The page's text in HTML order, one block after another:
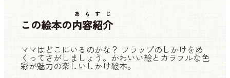
この絵本の内容紹介
あらすじ
ママはどこにいるのかな？ フラップのしかけをめ
くってさがしましょう。かわいい絵とカラフルな色
彩が魅力の楽しいしかけ絵本。